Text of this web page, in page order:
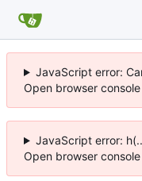
JavaScript error:
Open browser
JavaScript error:
Open browser